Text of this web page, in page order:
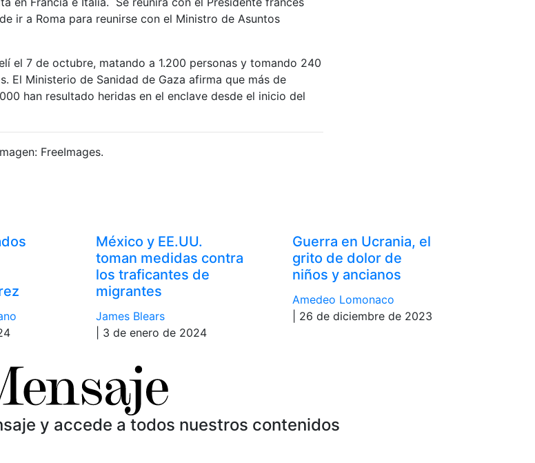
ir a Roma para reunirse con el Ministro de Asuntos
el 7 de octubre, matando a 1.200 personas y tomando 240
El Ministerio de Sanidad de Gaza afirma que más de
han resultado heridas en el enclave desde el inicio del
FreeImages.
México y EE.UU.
toman medidas contra
los traficantes de
migrantes
James Blears
| 3 de enero de 2024
Guerra en Ucrania, el
grito de dolor de
niños y ancianos
Amedeo Lomonaco
| 26 de diciembre de 2023
y accede a todos nuestros contenidos